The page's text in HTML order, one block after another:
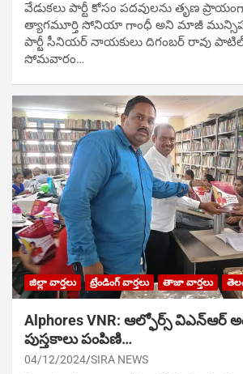
వేడుక‌లు పార్టీ కోసం ప‌ద‌వుల‌ను తృణ
త్యాగమూర్తి సోనియా గాంధీ అని మాజీ మున్సిప‌ల్
పార్టీ సీనియ‌ర్ నాయ‌కులు దిగంబ‌ర్ రావు
సోమవారం…
జిల్లా వార్తలు ట్రేండింగ్ వార్తలు తాజా వార్తలు
Alphores VNR: ఆల్ఫోర్స్ విఎన్ఆర్
పుస్తకాలు పంపిణి…
04/12/2024 SIRA NEWS